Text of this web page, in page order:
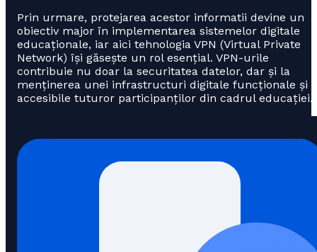
Prin urmare, protejarea acestor informatii devine un
obiectiv major în implementarea sistemelor digitale
educaționale, iar aici tehnologia VPN (Virtual Private
Network) își găsește un rol esențial. VPN-urile
contribuie nu doar la securitatea datelor, dar și la
menținerea unei infrastructuri digitale funcționale și
accesibile tuturor participanților din cadrul educației.